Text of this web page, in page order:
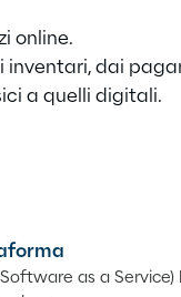
online.
dai
a quelli digitali.
as a Service)